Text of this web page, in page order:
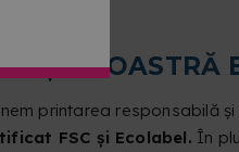
NOASTRĂ
printarea responsabilă
FSC și Ecolabel. În